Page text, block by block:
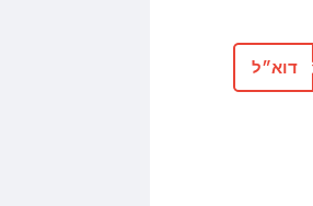
דוא״ל